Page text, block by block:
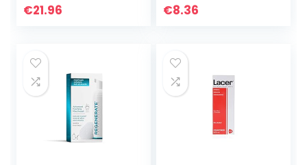
uitgebreide
€21.96 €8.36